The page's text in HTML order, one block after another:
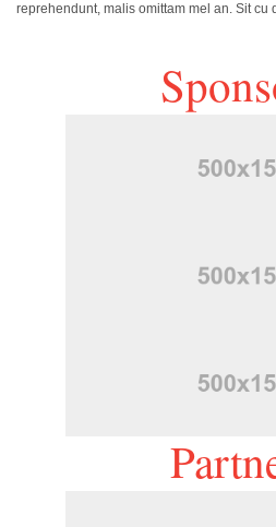
reprehendunt, malis omittam mel an. Sit cu